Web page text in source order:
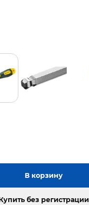
В корзину
без регистрации